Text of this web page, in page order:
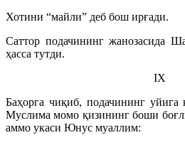
Хотини “майли” деб бош ирғади.
Саттор подачининг жанозасида
ҳасса тутди.
IХ
Баҳорга чиқиб, подачининг уйига
Муслима момо қизининг боши
аммо укаси Юнус муаллим: